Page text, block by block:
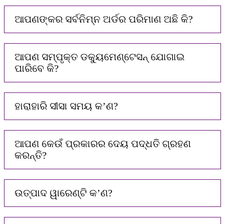
ଆପଣଙ୍କର ସର୍ବନିମ୍ନ ଅର୍ଡର ପରିମାଣ ଅଛି କି?
ଆପଣ ସମ୍ପୃକ୍ତ ଡକ୍ୟୁମେଣ୍ଟେସନ୍ ଯୋଗାଇ
ପାରିବେ କି?
ହାରାହାରି ସୀସା ସମୟ କ’ଣ?
ଆପଣ କେଉଁ ପ୍ରକାରର ଦେୟ ପଦ୍ଧତି ଗ୍ରହଣ
କରନ୍ତି?
ଉତ୍ପାଦ ୱାରେଣ୍ଟି କ’ଣ?